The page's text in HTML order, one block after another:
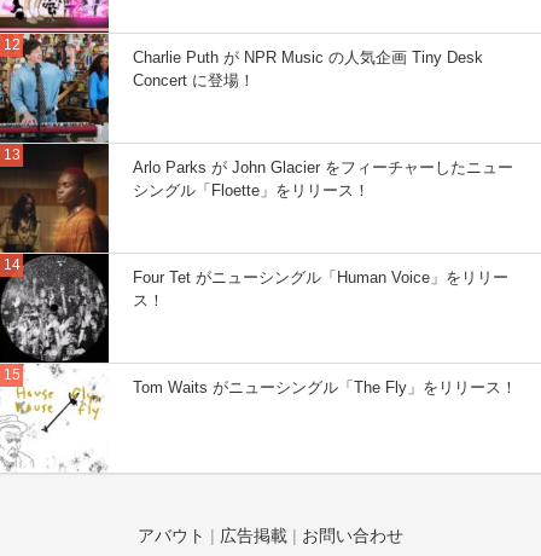
Charlie Puth が NPR Music の人気企画 Tiny Desk
Concert に登場！
Arlo Parks が John Glacier をフィーチャーしたニュー
シングル「Floette」をリリース！
Four Tet がニューシングル「Human Voice」をリリー
ス！
Tom Waits がニューシングル「The Fly」をリリース！
アバウト | 広告掲載 | お問い合わせ